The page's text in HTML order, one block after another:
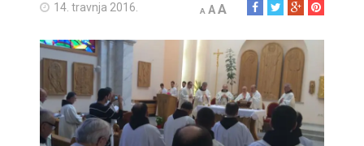
14. travnja 2016. A AA